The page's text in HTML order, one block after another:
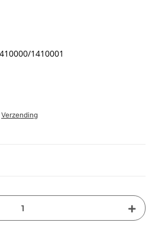
1410001
Verzending